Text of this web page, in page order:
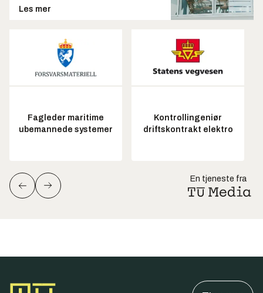
Les mer
Fagleder maritime
ubemannede systemer
Kontrollingeniør
driftskontrakt elektro
En tjeneste fra